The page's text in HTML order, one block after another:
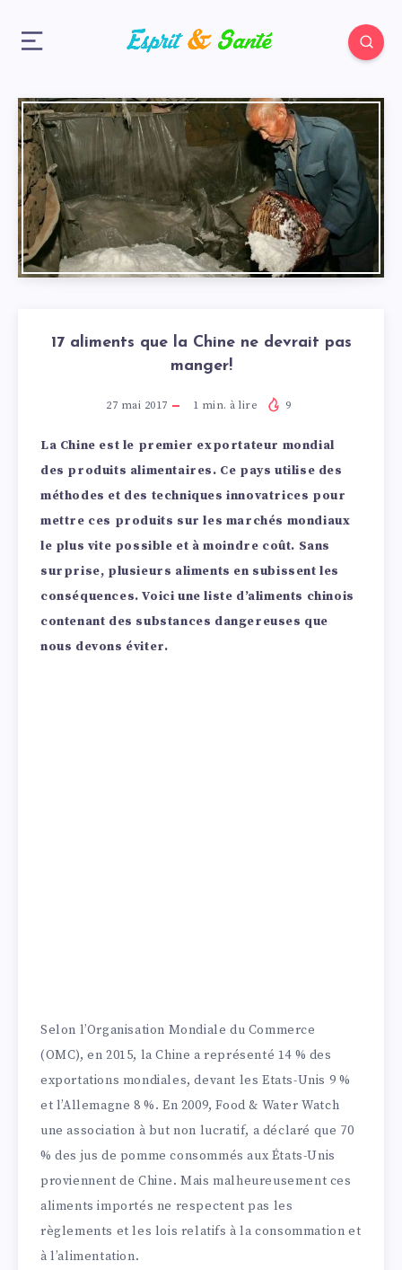
17 aliments que la Chine ne devrait pas
manger!
27 mai 2017 1 min. à lire 9
La Chine est le premier exportateur mondial
des produits alimentaires. Ce pays utilise des
méthodes et des techniques innovatrices pour
mettre ces produits sur les marchés mondiaux
le plus vite possible et à moindre coût. Sans
surprise, plusieurs aliments en subissent les
conséquences. Voici une liste d’aliments chinois
contenant des substances dangereuses que
nous devons éviter.
Selon l’Organisation Mondiale du Commerce
(OMC), en 2015, la Chine a représenté 14 % des
exportations mondiales, devant les Etats-Unis 9 %
et l’Allemagne 8 %. En 2009, Food & Water Watch
une association à but non lucratif, a déclaré que 70
% des jus de pomme consommés aux États-Unis
proviennent de Chine. Mais malheureusement ces
aliments importés ne respectent pas les
règlements et les lois relatifs à la consommation et
à l’alimentation.